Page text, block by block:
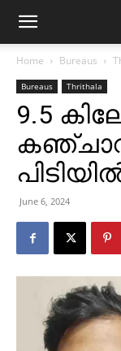
Home Bureaus
Bureaus Thrithala
9.5
June 6, 2024